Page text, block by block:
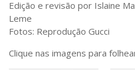
Edição e revisão por Islaine
Leme
Fotos: Reprodução Gucci
Clique nas imagens para